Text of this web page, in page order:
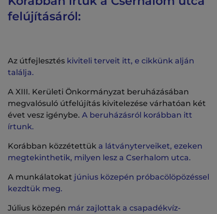
felújításáról:
Az útfejlesztés kiviteli terveit itt, e cikkünk alján
találja.
A XIII. Kerületi Önkormányzat beruházásában
megvalósuló útfelújítás kivitelezése várhatóan két
évet vesz igénybe. A beruházásról korábban itt
írtunk.
Korábban közzétettük a látványterveiket, ezeken
megtekinthetik, milyen lesz a Cserhalom utca.
A munkálatokat június közepén próbacölöpözéssel
kezdtük meg.
Július közepén már zajlottak a csapadékvíz-